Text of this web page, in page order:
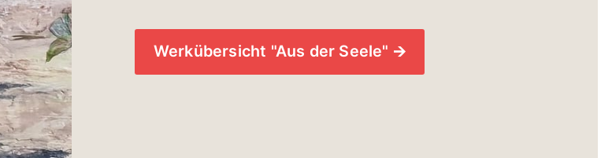
Werkübersicht "Aus der Seele" 🡪